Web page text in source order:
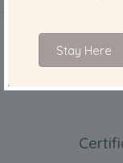
Stay Here